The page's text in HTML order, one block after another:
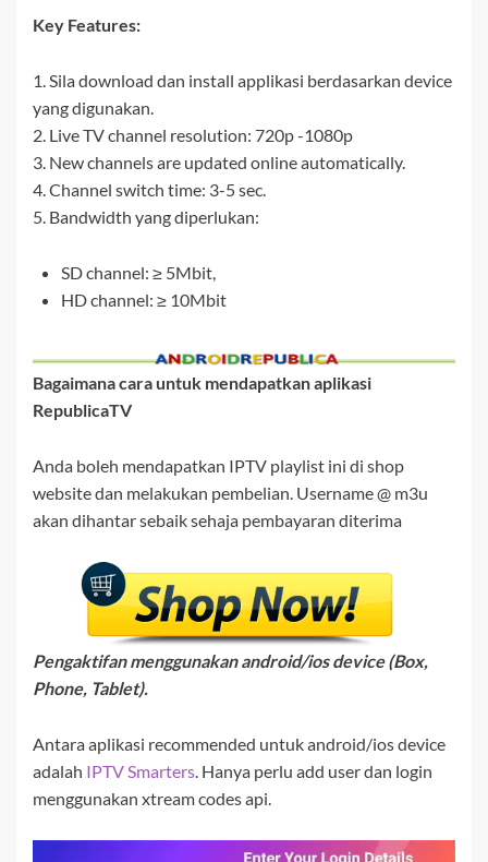
Key Features:
1. Sila download dan install applikasi berdasarkan device
yang digunakan.
2. Live TV channel resolution: 720p -1080p
3. New channels are updated online automatically.
4. Channel switch time: 3-5 sec.
5. Bandwidth yang diperlukan:
SD channel: ≥ 5Mbit,
HD channel: ≥ 10Mbit
Bagaimana cara untuk mendapatkan aplikasi
RepublicaTV
Anda boleh mendapatkan IPTV playlist ini di shop
website dan melakukan pembelian. Username @ m3u
akan dihantar sebaik sehaja pembayaran diterima
Pengaktifan menggunakan android/ios device (Box,
Phone, Tablet).
Antara aplikasi recommended untuk android/ios device
adalah IPTV Smarters . Hanya perlu add user dan login
menggunakan xtream codes api.